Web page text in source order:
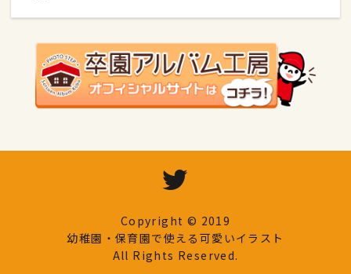
Copyright © 2019
幼稚園・保育園で使える可愛いイラスト
All Rights Reserved.